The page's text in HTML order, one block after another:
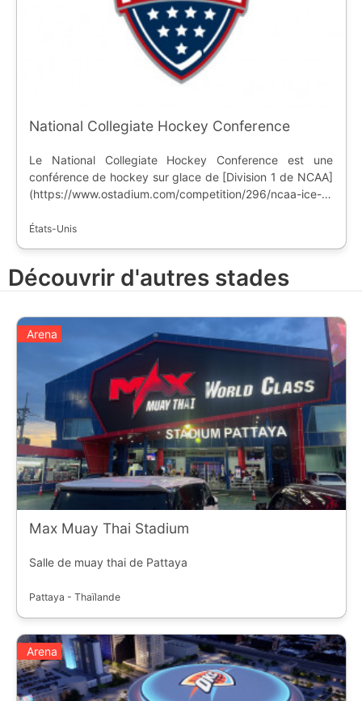
National Collegiate Hockey Conference
Le National Collegiate Hockey Conference est une
conférence de hockey sur glace de [Division 1 de NCAA]
(https://www.ostadium.com/competition/296/ncaa-ice-
Etats-Unis. Inaugurée en 2011, la conférence réunit 8
États-Unis
Découvrir d'autres stades
Arena
Max Muay Thai Stadium
Salle de muay thai de Pattaya
Pattaya - Thaïlande
Arena